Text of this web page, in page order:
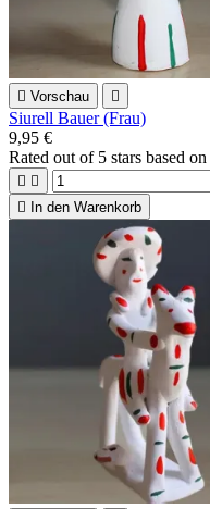
 Vorschau 
Siurell Bauer (Frau)
9,95 €
Rated out of 5 stars based on
 

In den Warenkorb